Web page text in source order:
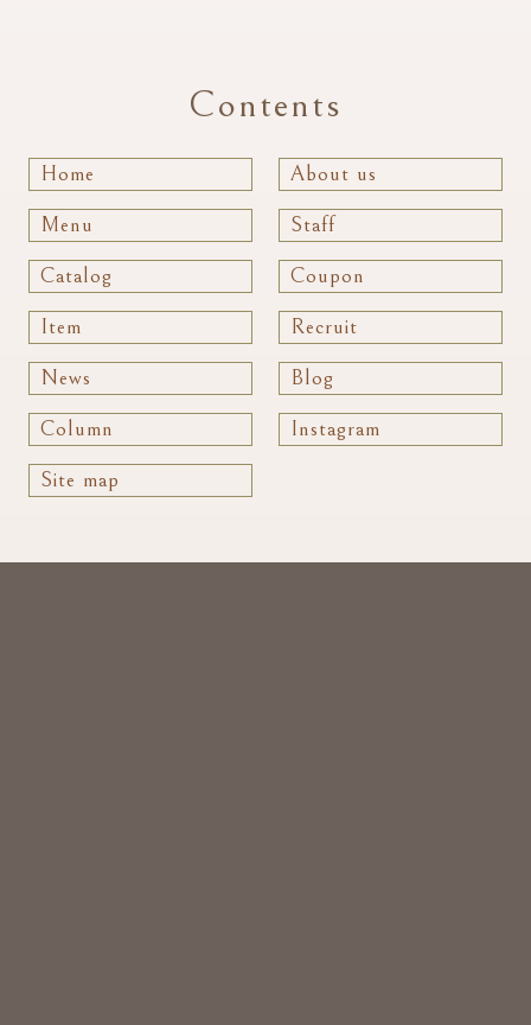
Contents
Home About us
Menu Staff
Catalog Coupon
Item Recruit
News Blog
Column Instagram
Site map